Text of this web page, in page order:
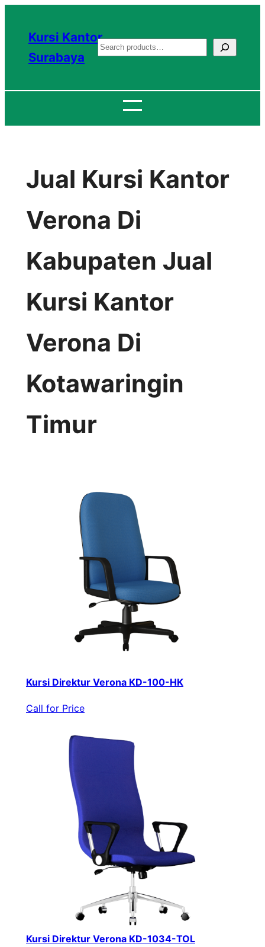
konten
Kursi Kantor
Surabaya
S
a
c
Jual Kursi Kantor
Verona Di
Kabupaten Jual
Kursi Kantor
Verona Di
Kotawaringin
Timur
Kursi Direktur Verona KD-100-HK
Call for Price
Kursi Direktur Verona KD-1034-TOL